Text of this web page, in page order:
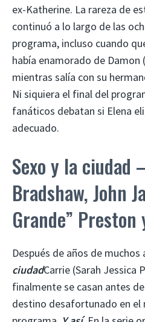
ex-Katherine. La rareza de
continuó a lo largo de las
programa, incluso cuando
había enamorado de Damon
mientras salía con su
Ni siquiera el final del
fanáticos debatan si Elena
adecuado.
Sexo y la ciudad
Bradshaw, John
Grande” Preston
Después de años de muchos
ciudadCarrie (Sarah Jessica
finalmente se casan antes
destino desafortunado en